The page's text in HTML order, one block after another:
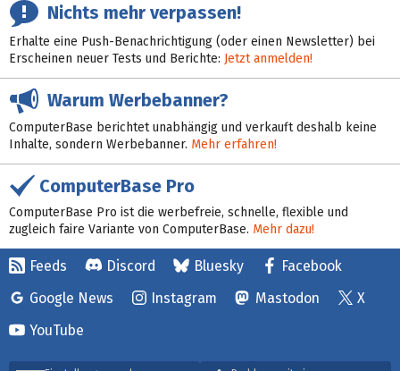
Nichts mehr verpassen!
Erhalte eine Push-Benachrichtigung (oder einen Newsletter) bei
Erscheinen neuer Tests und Berichte: Jetzt anmelden!
Warum Werbebanner?
ComputerBase berichtet unabhängig und verkauft deshalb keine
Inhalte, sondern Werbebanner. Mehr erfahren!
ComputerBase Pro
ComputerBase Pro ist die werbefreie, schnelle, flexible und
zugleich faire Variante von ComputerBase. Mehr dazu!
Feeds Discord Bluesky
Facebook
Google News
Instagram Mastodon
X
YouTube